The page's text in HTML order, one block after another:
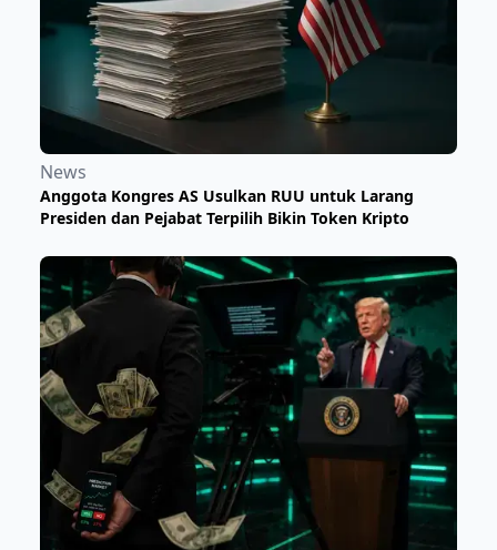
News
Anggota Kongres AS Usulkan RUU untuk Larang
Presiden dan Pejabat Terpilih Bikin Token Kripto